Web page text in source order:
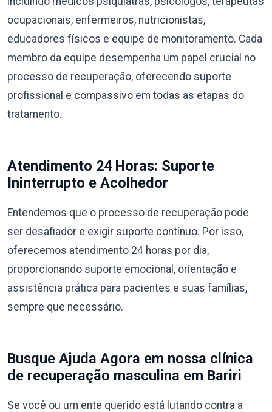
ocupacionais, enfermeiros, nutricionistas,
educadores físicos e equipe de monitoramento. Cada
membro da equipe desempenha um papel crucial no
processo de recuperação, oferecendo suporte
profissional e compassivo em todas as etapas do
tratamento.
Atendimento 24 Horas: Suporte
Ininterrupto e Acolhedor
Entendemos que o processo de recuperação pode
ser desafiador e exigir suporte contínuo. Por isso,
oferecemos atendimento 24 horas por dia,
proporcionando suporte emocional, orientação e
assistência prática para pacientes e suas famílias,
sempre que necessário.
Busque Ajuda Agora em nossa clínica
de recuperação masculina em Bariri
Se você ou um ente querido está lutando contra a